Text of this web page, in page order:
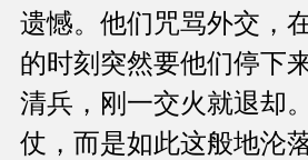
遗憾。他们咒骂外交，
的时刻突然要他们停下
清兵，刚一交火就退却
仗，而是如此这般地沦